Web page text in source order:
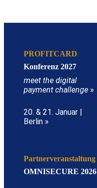
PROFITCARD
Konferenz 2027
meet the digital
payment challenge »
20. & 21. Januar |
Berlin »
Partnerveranstaltung
OMNISECURE 2026